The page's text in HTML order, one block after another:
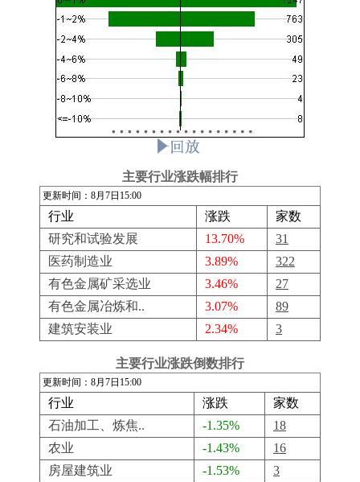
主要行业涨跌幅排行
更新时间：8月7日15:00
行业 涨跌
家数
研究和试验发展
13.70%
31
医药制造业
3.89%
322
有色金属矿采选业
3.46%
27
有色金属冶炼和..
3.07%
89
建筑安装业
2.34% 3
主要行业涨跌倒数排行
更新时间：8月7日15:00
行业 涨跌
家数
石油加工、炼焦..
-1.35%
18
农业
-1.43%
16
房屋建筑业
-1.53%
3